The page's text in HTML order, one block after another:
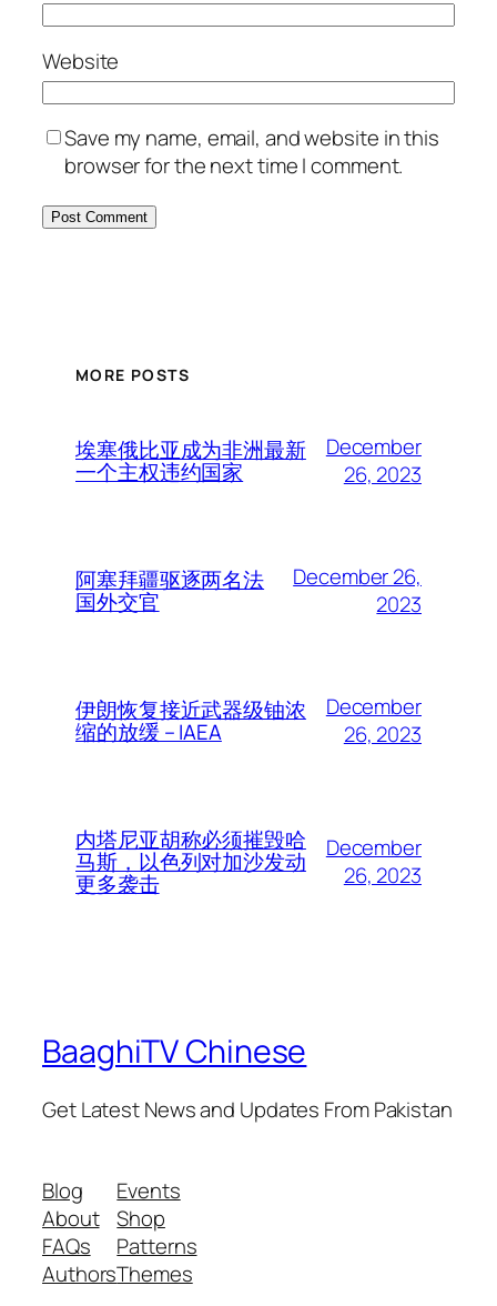
Website
Save my name, email, and website in this
browser for the next time I comment.
MORE POSTS
埃塞俄比亚成为非洲最新
一个主权违约国家
December
26, 2023
阿塞拜疆驱逐两名法
国外交官
December 26,
2023
伊朗恢复接近武器级铀浓
缩的放缓 – IAEA
December
26, 2023
内塔尼亚胡称必须摧毁哈
马斯，以色列对加沙发动
更多袭击
December
26, 2023
BaaghiTV Chinese
Get Latest News and Updates From Pakistan
Blog
About
FAQs
Authors
Events
Shop
Patterns
Themes